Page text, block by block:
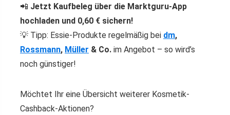
📲 Jetzt Kaufbeleg über die Marktguru-App
hochladen und 0,60 € sichern!
💡 Tipp: Essie-Produkte regelmäßig bei dm,
Rossmann, Müller & Co. im Angebot – so wird’s
noch günstiger!
Möchtet Ihr eine Übersicht weiterer Kosmetik-
Cashback-Aktionen?